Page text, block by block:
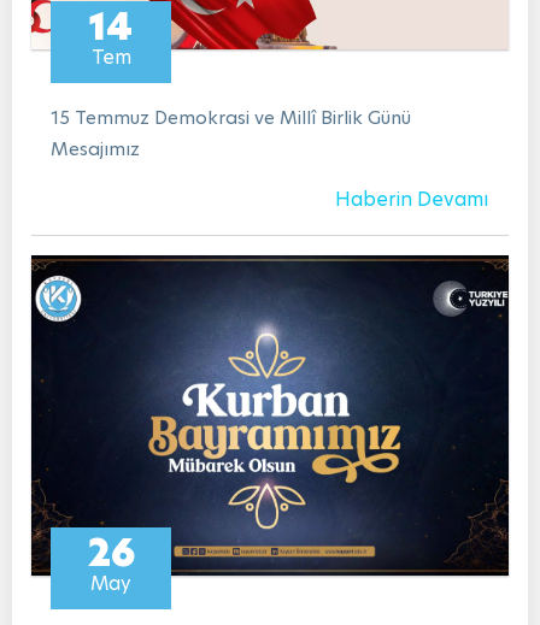
14
Tem
15 Temmuz Demokrasi ve Millî Birlik Günü
Mesajımız
Haberin Devamı
26
May